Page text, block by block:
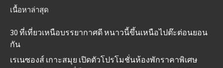
เนื้อหาล่าสุด
30 ที่เที่ยวเหนือบรรยากาศดี หนาวนี้ขึ้นเหนือไปต๊ะต่อนยอน
กัน
เรเนซองส์ เกาะสมุย เปิดตัวโปรโมชั่นห้องพักราคาพิเศษ